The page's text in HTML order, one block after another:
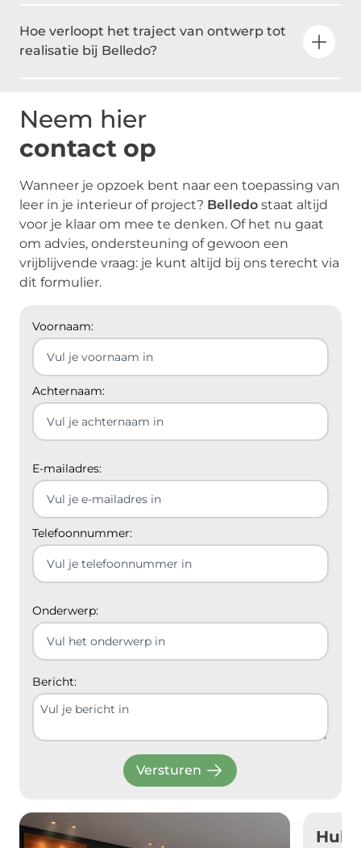
Hoe verloopt het traject van ontwerp tot
realisatie bij Belledo?
Neem hier
contact op
Wanneer je opzoek bent naar een toepassing van
leer in je interieur of project? Belledo staat altijd
voor je klaar om mee te denken. Of het nu gaat
om advies, ondersteuning of gewoon een
vrijblijvende vraag: je kunt altijd bij ons terecht via
dit formulier.
Voornaam:
Achternaam:
E-mailadres:
Telefoonnummer:
Onderwerp:
Bericht:
Versturen
Hulp